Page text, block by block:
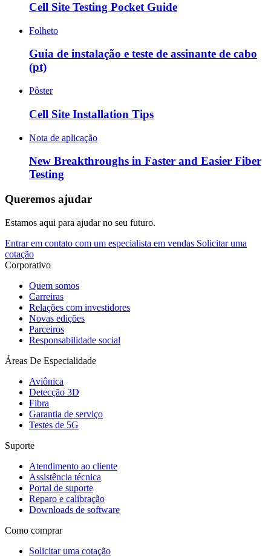
Cell Site Testing Pocket Guide
Folheto
Guia de instalação e teste de assinante de cabo
(pt)
Pôster
Cell Site Installation Tips
Nota de aplicação
New Breakthroughs in Faster and Easier Fiber
Testing
Queremos ajudar
Estamos aqui para ajudar no seu futuro.
Entrar em contato com um especialista em vendas Solicitar uma
cotação
Corporativo
Quem somos
Carreiras
Relações com investidores
Novas edições
Parceiros
Responsabilidade social
Áreas De Especialidade
Aviônica
Detecção 3D
Fibra
Garantia de serviço
Testes de 5G
Suporte
Atendimento ao cliente
Assistência técnica
Portal de suporte
Reparo e calibração
Downloads de software
Como comprar
Solicitar uma cotação